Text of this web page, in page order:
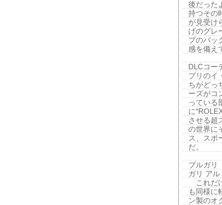
後だった
持つその
が見受け
げのグレ
プのバッ
感を備え
DLCコー
プリのイ
ちがどっ
ーズがコ
っている
に
させる超
の世界に
ス、スポ
だ。
ブルガリ
ガリ ア
これだ
も同様に
ン製のオ